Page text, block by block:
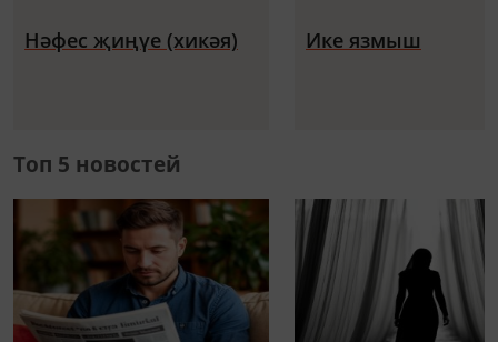
Нәфес җиңүе (хикәя) Ике язмыш
Топ 5 новостей